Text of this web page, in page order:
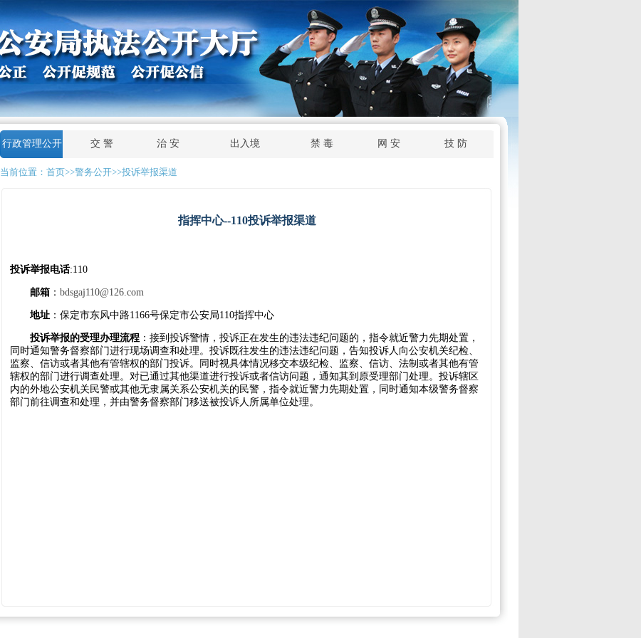
行政管理公开 交 警 治 安 出入境 禁 毒 网 安 技 防
当前位置： 首页>>警务公开>>投诉举报渠道
指挥中心--110投诉举报渠道
投诉举报电话:110
邮箱 ：bdsgaj110@126.com
地址 ：保定市东风中路1166号保定市公安局110指挥中心
投诉举报的受理办理流程 ：接到投诉警情，投诉正在发生的违法违纪问题的，指令就近警力先期处置，
同时通知警务督察部门进行现场调查和处理。投诉既往发生的违法违纪问题，告知投诉人向公安机关纪检、
监察、信访或者其他有管辖权的部门投诉。同时视具体情况移交本级纪检、监察、信访、法制或者其他有管
辖权的部门进行调查处理。对已通过其他渠道进行投诉或者信访问题，通知其到原受理部门处理。投诉辖区
内的外地公安机关民警或其他无隶属关系公安机关的民警，指令就近警力先期处置，同时通知本级警务督察
部门前往调查和处理，并由警务督察部门移送被投诉人所属单位处理。